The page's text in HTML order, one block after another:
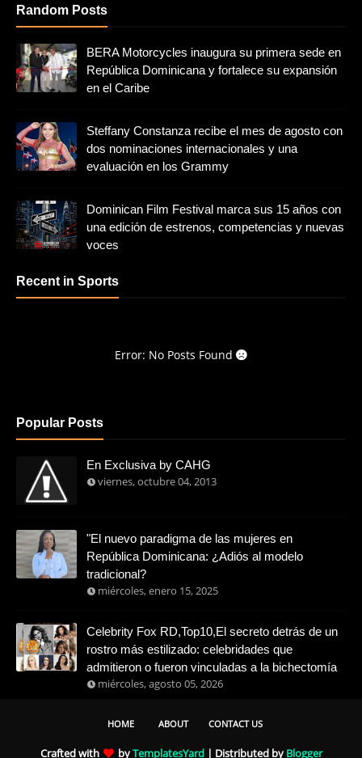
Random Posts
BERA Motorcycles inaugura su primera sede en
República Dominicana y fortalece su expansión
en el Caribe
Steffany Constanza recibe el mes de agosto con
dos nominaciones internacionales y una
evaluación en los Grammy
Dominican Film Festival marca sus 15 años con
una edición de estrenos, competencias y nuevas
voces
Recent in Sports
Error: No Posts Found
Popular Posts
En Exclusiva by CAHG
viernes, octubre 04, 2013
"El nuevo paradigma de las mujeres en
República Dominicana: ¿Adiós al modelo
tradicional?
miércoles, enero 15, 2025
Celebrity Fox RD,Top10,El secreto detrás de un
rostro más estilizado: celebridades que
admitieron o fueron vinculadas a la bichectomía
miércoles, agosto 05, 2026
HOME ABOUT CONTACT US
Crafted with byTemplatesYard| Distributed by Blogger